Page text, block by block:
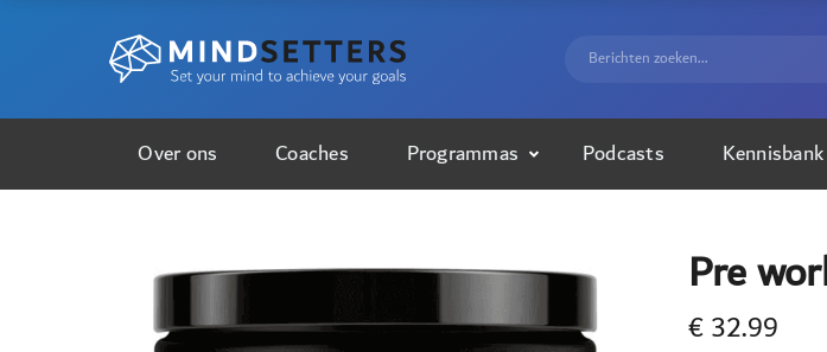
Over ons Coaches Programmas Podcasts Kennisbank
Pre
€32.99